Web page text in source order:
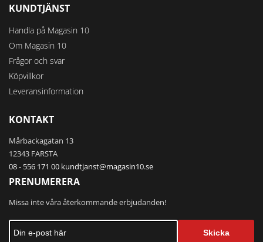
KUNDTJÄNST
Handla på Magasin 10
Om Magasin 10
Frågor och svar
Köpvillkor
Leveransinformation
KONTAKT
Mårbackagatan 13
12343 FARSTA
08 - 556 171 00 kundtjanst@magasin10.se
PRENUMERERA
Missa inte våra återkommande erbjudanden!
Skicka